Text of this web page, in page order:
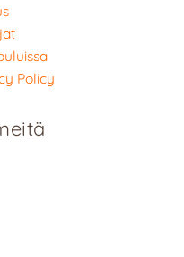
Policy